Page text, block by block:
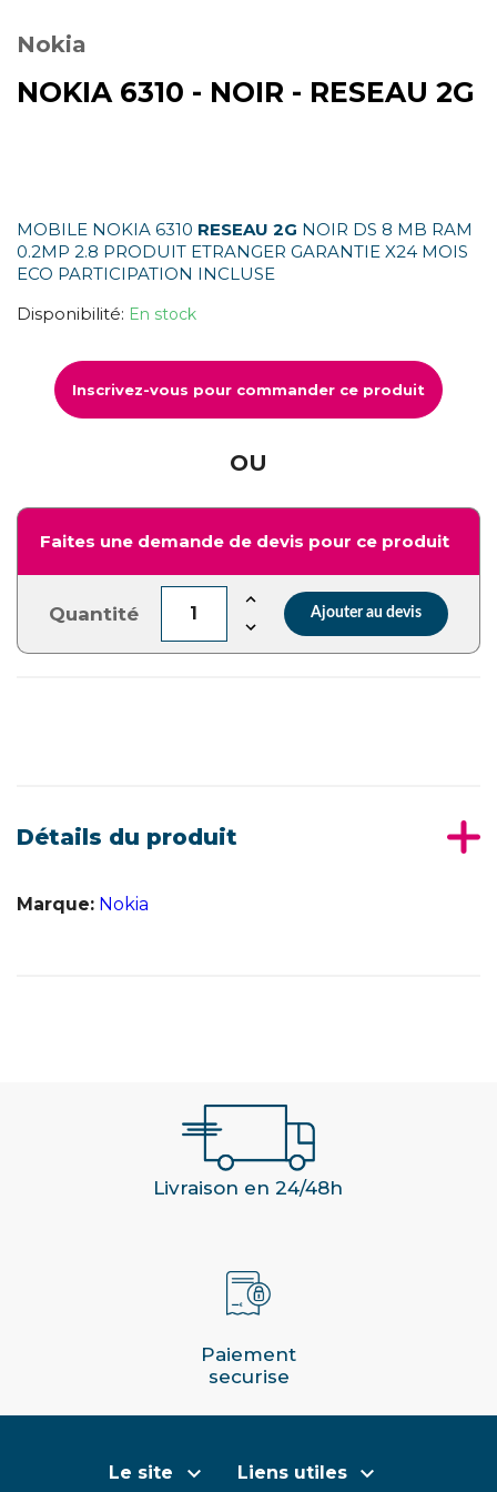
Nokia
NOKIA 6310 - NOIR - RESEAU 2G
MOBILE NOKIA 6310 RESEAU 2G NOIR DS 8 MB RAM
0.2MP 2.8 PRODUIT ETRANGER GARANTIE X24 MOIS
ECO PARTICIPATION INCLUSE
Disponibilité: En stock
Inscrivez-vous pour commander ce produit
OU
Faites une demande de devis pour ce produit
Quantité Ajouter au devis
Détails du produit
Marque: Nokia
Livraison en 24/48h
Paiement
securise
Le site  Liens utiles 